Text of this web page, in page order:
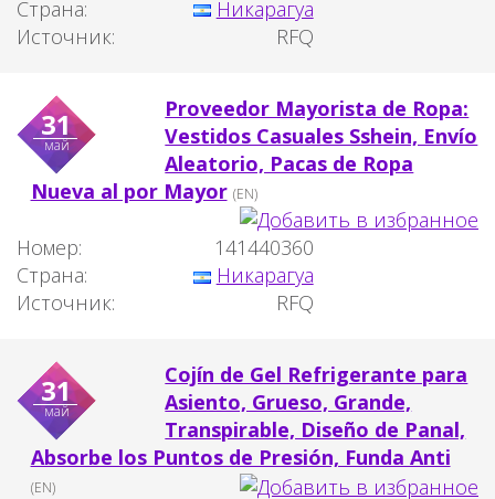
Страна:
Никарагуа
Источник:
RFQ
31
май
Proveedor Mayorista de Ropa:
Vestidos Casuales Sshein, Envío
Aleatorio, Pacas de Ropa
Nueva al por Mayor (EN)
Номер:
141440360
Страна:
Никарагуа
Источник:
RFQ
31
май
Cojín de Gel Refrigerante para
Asiento, Grueso, Grande,
Transpirable, Diseño de Panal,
Absorbe los Puntos de Presión, Funda Anti
(EN)